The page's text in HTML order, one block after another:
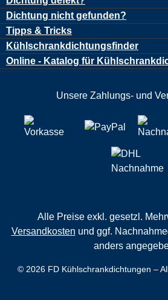
Dichtung nicht gefunden?
Tipps & Tricks
Kühlschrankdichtungsfinder
Online - Katalog für
Unsere Zahlungs- und
Alle Preise exkl. gesetzl.
Versandkosten und ggf.
anders